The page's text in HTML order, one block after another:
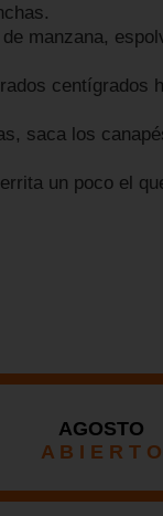
manzana,
centígrados
saca los
un poco el
AGOSTO
A B I E R T O